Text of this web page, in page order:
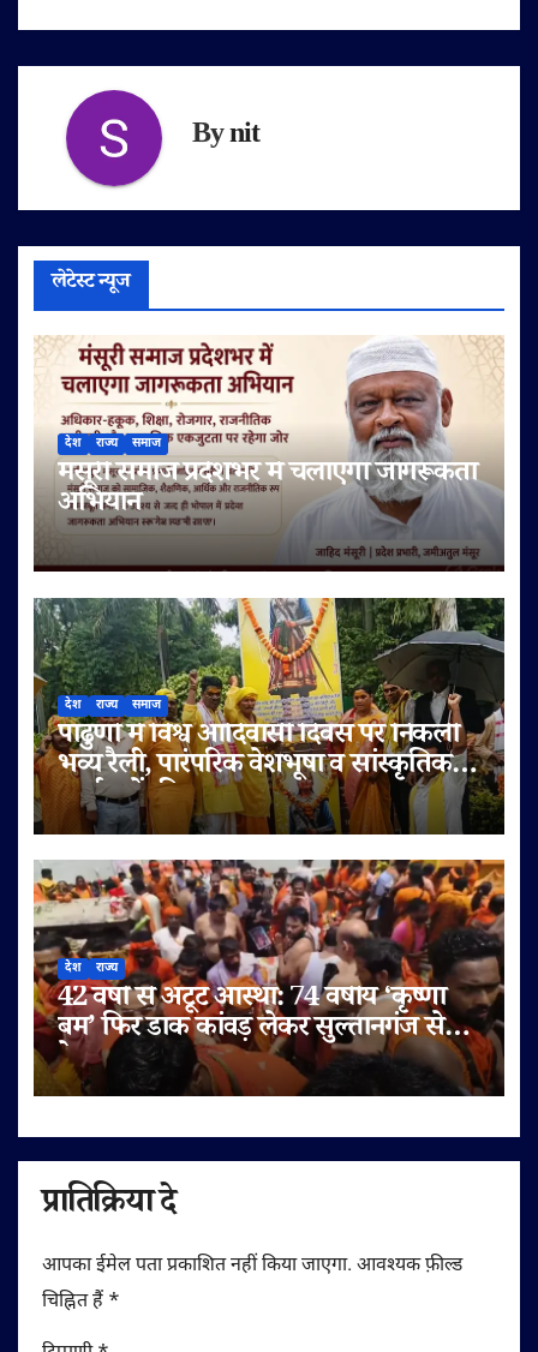
Bynit
लेटेस्ट न्यूज
देश राज्य समाज
मंसूरी समाज प्रदेशभर में चलाएगा जागरूकता
अभियान
देश राज्य समाज
पांढुर्णा में विश्व आदिवासी दिवस पर निकली
भव्य रैली, पारंपरिक वेशभूषा व सांस्कृतिक
कार्यक्रमों की धूम
देश राज्य
42 वर्षों से अटूट आस्था: 74 वर्षीय ‘कृष्णा
बम’ फिर डाक कांवड़ लेकर सुल्तानगंज से
देवघर रवाना
प्रातिक्रिया दे
आपका ईमेल पता प्रकाशित नहीं किया जाएगा. आवश्यक फ़ील्ड
चिह्नित हैं *